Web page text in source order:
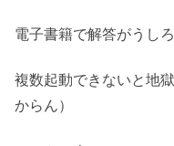
電子書籍で解答がうし
複数起動できないと地
からん）